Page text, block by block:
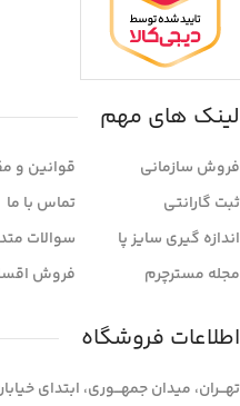
لینک های مهم
فروش سازمانی
ثبت گارانتی
اندازه گیری سایز پا
مجله مسترچرم
قوانین و
تماس با ما
سوالات
فروش
اطلاعات فروشگاه
تهـــران، میدان جمهـــوری، ابتدای